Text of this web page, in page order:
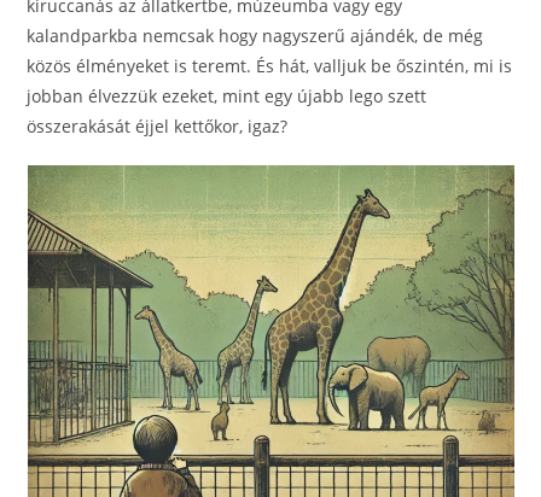
kiruccanás az állatkertbe, múzeumba vagy egy
kalandparkba nemcsak hogy nagyszerű ajándék, de még
közös élményeket is teremt. És hát, valljuk be őszintén, mi is
jobban élvezzük ezeket, mint egy újabb lego szett
összerakását éjjel kettőkor, igaz?